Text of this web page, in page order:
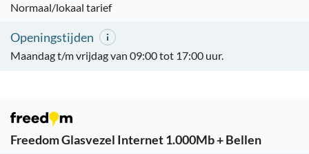
Normaal/lokaal tarief
Openingstijden
Maandag t/m vrijdag van 09:00 tot 17:00 uur.
Freedom Glasvezel Internet 1.000Mb + Bellen